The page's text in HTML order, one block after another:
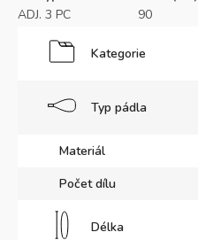
ADJ. 3 PC
90
Kategorie
Typ pádla
Materiál
Počet dílu
Délka